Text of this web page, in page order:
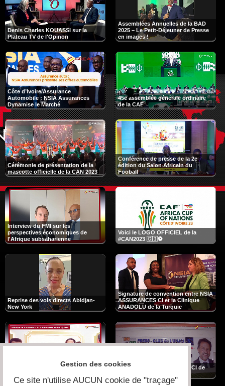
Denis Charles KOUASSI sur la
Plateau TV de l'Opinon
Assemblées Annuelles de la BAD
2025 – Le Petit-Déjeuner de Presse
en images !
Côte d’Ivoire/Assurance
Automobile : NSIA Assurances
Dynamise le Marché
45e assemblée générale ordinaire
de la CAF
Cérémonie de présentation de la
mascotte officielle de la CAN 2023
Conférence de presse de la 2e
édition du Salon Africain du
Fooball
Interview du FMI sur les
perspectives économiques de
l'Afrique subsaharienne
Voici le LOGO OFFICIEL de la
#CAN2023 🇨🇮⚽
Reprise des vols directs Abidjan-
New York
Signature de convention entre NSIA
ASSURANCES CI et la Clinique
ANADOLU de la Turquie
Salon de la joaillerie et de
Premier Press-club de l’UNJCI de
Gestion des cookies
Ce site n'utilise AUCUN cookie de "traçage"